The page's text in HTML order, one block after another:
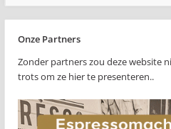
Onze Partners
Zonder partners zou deze website
trots om ze hier te presenteren..